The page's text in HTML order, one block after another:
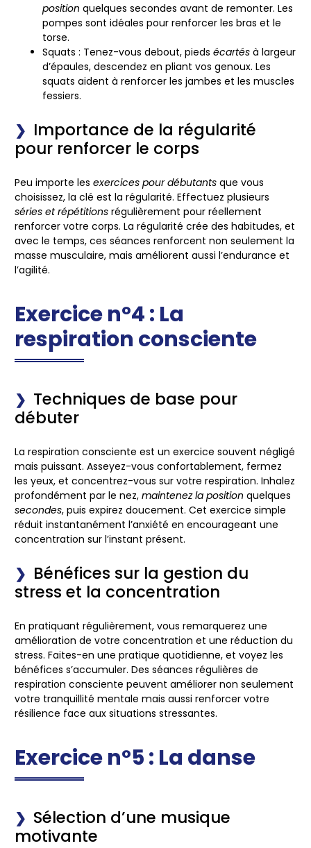
position quelques secondes avant de remonter. Les
pompes sont idéales pour renforcer les bras et le
torse.
Squats : Tenez-vous debout, pieds écartés à largeur
d’épaules, descendez en pliant vos genoux. Les
squats aident à renforcer les jambes et les muscles
fessiers.
Importance de la régularité
pour renforcer le corps
Peu importe les exercices pour débutants que vous
choisissez, la clé est la régularité. Effectuez plusieurs
séries et répétitions régulièrement pour réellement
renforcer votre corps. La régularité crée des habitudes, et
avec le temps, ces séances renforcent non seulement la
masse musculaire, mais améliorent aussi l’endurance et
l’agilité.
Exercice n°4 : La
respiration consciente
Techniques de base pour
débuter
La respiration consciente est un exercice souvent négligé
mais puissant. Asseyez-vous confortablement, fermez
les yeux, et concentrez-vous sur votre respiration. Inhalez
profondément par le nez, maintenez la position quelques
secondes, puis expirez doucement. Cet exercice simple
réduit instantanément l’anxiété en encourageant une
concentration sur l’instant présent.
Bénéfices sur la gestion du
stress et la concentration
En pratiquant régulièrement, vous remarquerez une
amélioration de votre concentration et une réduction du
stress. Faites-en une pratique quotidienne, et voyez les
bénéfices s’accumuler. Des séances régulières de
respiration consciente peuvent améliorer non seulement
votre tranquillité mentale mais aussi renforcer votre
résilience face aux situations stressantes.
Exercice n°5 : La danse
Sélection d’une musique
motivante